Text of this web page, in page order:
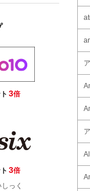
3倍
3倍
っく